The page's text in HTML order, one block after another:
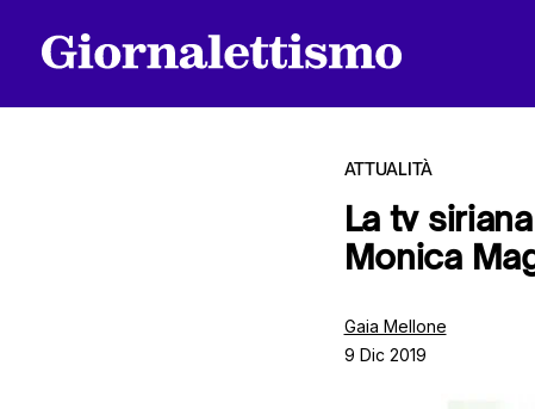
ATTUALITÀ
La tv
Monica
Gaia Mellone
9 Dic 2019